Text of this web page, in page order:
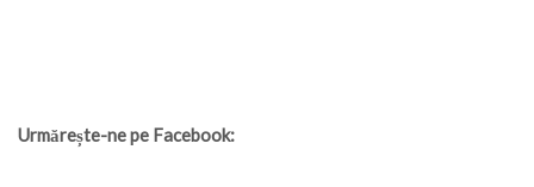
Urmărește-ne pe Facebook: